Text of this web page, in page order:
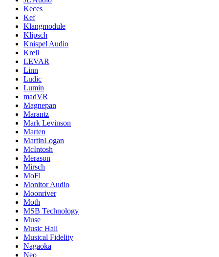
Keces
Kef
Klangmodule
Klipsch
Knispel Audio
Krell
LEVAR
Linn
Ludic
Lumin
madVR
Magnepan
Marantz
Mark Levinson
Marten
MartinLogan
McIntosh
Merason
Mirsch
MoFi
Monitor Audio
Moonriver
Moth
MSB Technology
Muse
Music Hall
Musical Fidelity
Nagaoka
Neo